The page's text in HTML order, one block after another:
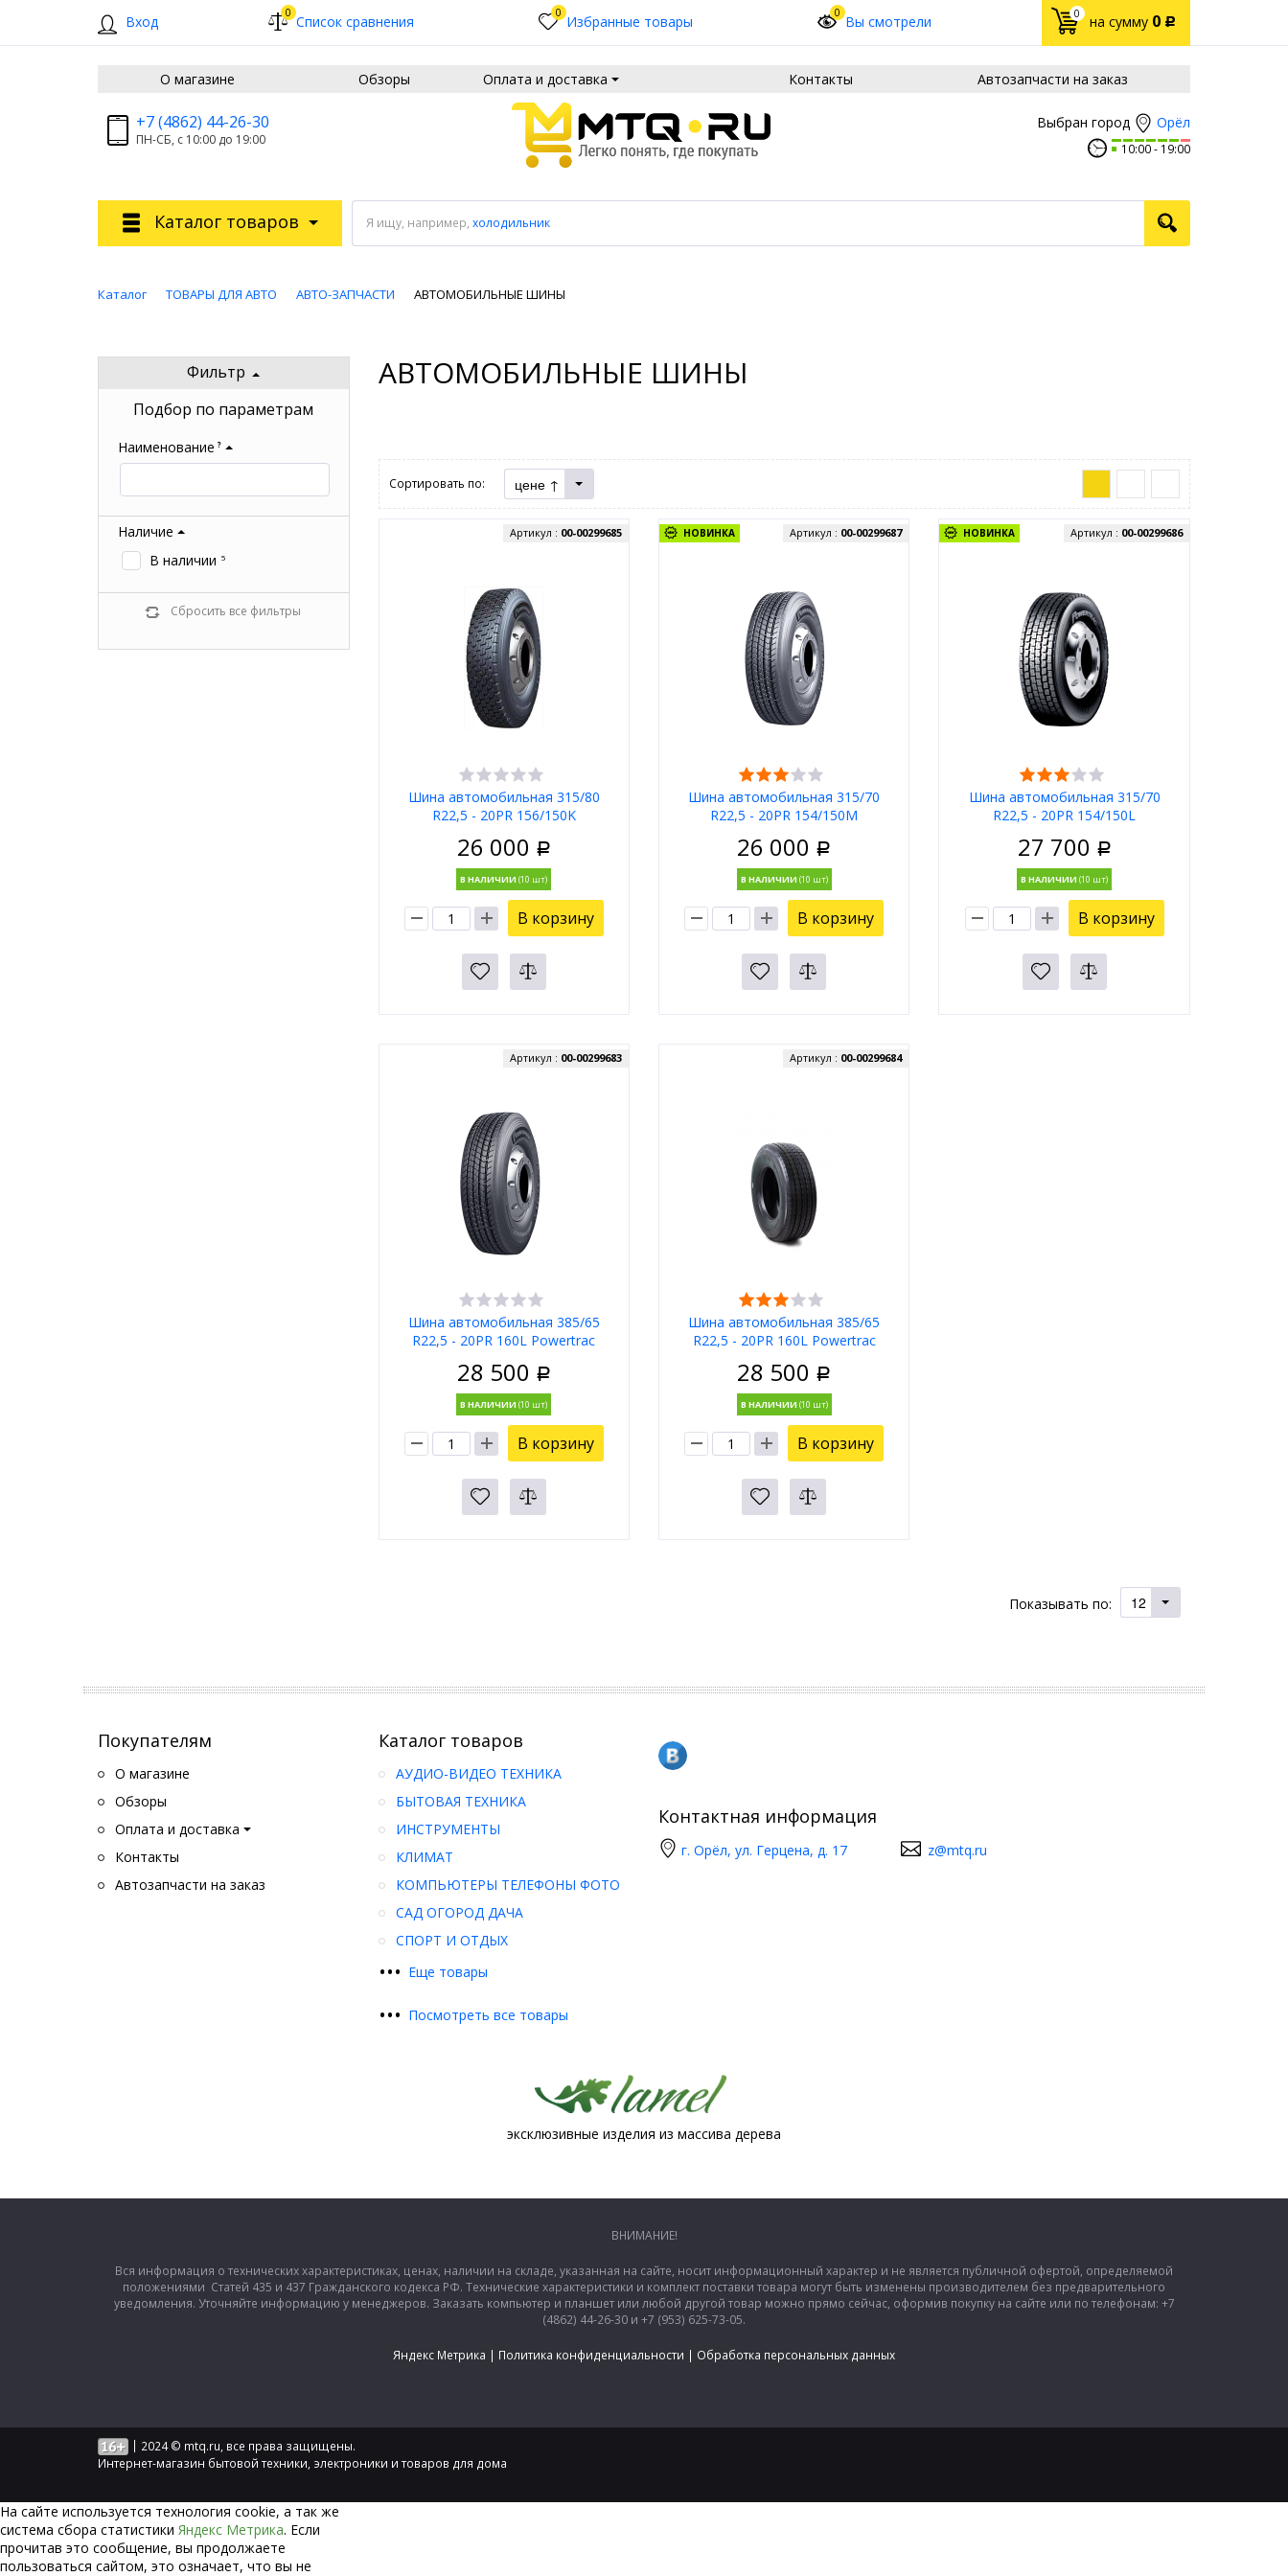
Вход 0 Список сравнения 0 Избранные товары 0 Вы смотрели 0 на сумму 0 Р
О магазине Обзоры Оплата и доставка Контакты Автозапчасти на заказ
Выбран город Орёл
10:00 19:00
+7 (4862) 44-26-30
ПН-СБ, с 10:00 до 19:00
Я ищу, например, холодильник
Каталог товаров
Каталог ТОВАРЫ ДЛЯ АВТО АВТО-ЗАПЧАСТИ АВТОМОБИЛЬНЫЕ ШИНЫ
Фильтр
Подбор по параметрам
Наименование ?
Наличие
В наличии 5
Сбросить все фильтры
АВТОМОБИЛЬНЫЕ ШИНЫ
Сортировать по: цене ↑
Шина автомобильная 315/80
R22,5 - 20PR 156/150K
Артикул : 00-00299685
26 000 Р
В НАЛИЧИИ
В корзину
НОВИНКА
Шина автомобильная 315/70
R22,5 - 20PR 154/150M
Артикул : 00-00299687
26 000 Р
В НАЛИЧИИ
В корзину
НОВИНКА
Шина автомобильная 315/70
R22,5 - 20PR 154/150L
ведущая
Артикул : 00-00299686
27 700 Р
В НАЛИЧИИ
В корзину
Шина автомобильная 385/65
R22,5 - 20PR 160L Powertrac
Артикул : 00-00299683
28 500 Р
В НАЛИЧИИ
В корзину
Шина автомобильная 385/65
R22,5 - 20PR 160L Powertrac
Артикул : 00-00299684
28 500 Р
В НАЛИЧИИ
В корзину
Показывать по: 12
Покупателям
О магазине
Обзоры
Оплата и доставка
Контакты
Автозапчасти на заказ
Каталог товаров
••• Еще товары
АУДИО-ВИДЕО ТЕХНИКА
БЫТОВАЯ ТЕХНИКА
ИНСТРУМЕНТЫ
КЛИМАТ
КОМПЬЮТЕРЫ ТЕЛЕФОНЫ ФОТО
САД ОГОРОД ДАЧА
СПОРТ И ОТДЫХ
••• Посмотреть все товары
Контактная информация
г. Орёл, ул. Герцена, д. 17 z@mtq.ru
эксклюзивные изделия из массива дерева
ВНИМАНИЕ!
Вся информация о технических характеристиках, ценах, наличии на складе, указанная на сайте, носит информационный характер и не является публичной офертой, определяемой
положениями Статей 435 и 437 Гражданского кодекса РФ. Технические характеристики и комплект поставки товара могут быть изменены производителем без предварительного
уведомления. Уточняйте информацию у менеджеров. Заказать компьютер и планшет или любой другой товар можно прямо сейчас, оформив покупку на сайте или по телефонам: +7
(4862) 44-26-30 и +7 (953) 625-73-05.
Яндекс Метрика | Политика конфиденциальности | Обработка персональных данных
| 2024 © mtq.ru, все права защищены.
Интернет-магазин бытовой техники, электроники и товаров для дома
На сайте используется технология сookie, а так же
система сбора статистики Яндекс Метрика. Если
прочитав это сообщение, вы продолжаете
пользоваться сайтом, это означает, что вы не